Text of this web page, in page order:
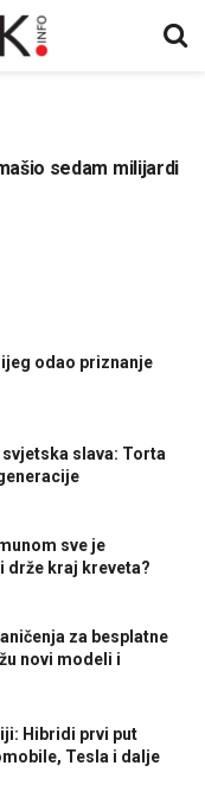
sedam milijardi
odao priznanje
slava: Torta
sve je
drže kraj kreveta?
za besplatne
novi modeli i
Hibridi prvi put
Tesla i dalje